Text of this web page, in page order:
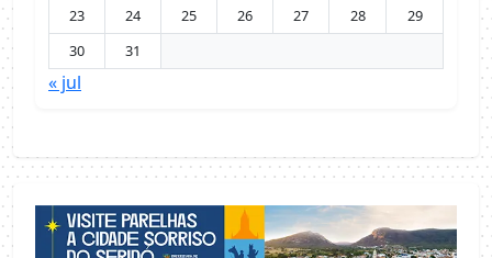
23
24 25 26 27 28
29
30
31
« jul